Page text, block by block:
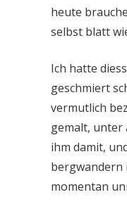
heute
selbst blatt
Ich hatte
geschmiert
vermutlich
gemalt, unter
ihm damit,
bergwandern
momentan